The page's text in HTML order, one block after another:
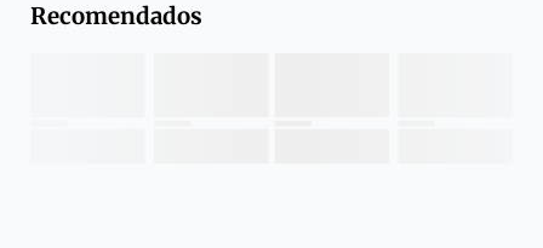
Recomendados